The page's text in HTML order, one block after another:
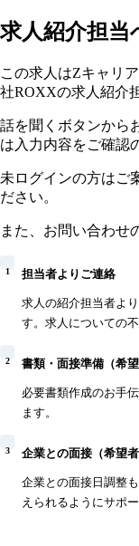
求人紹介担当
この求人はZキャリ
社ROXXの求人紹介
話を聞くボタンから
は入力内容をご確認
未ログインの方はご
ださい。
また、お問い合わせ
1 担当者よりご連絡
求人の紹介担当者よ
す。求人についての
2 書類・面接準備（希望
必要書類作成のお手
ます。
3 企業との面接（希望者
企業との面接日調整
えられるようにサポ